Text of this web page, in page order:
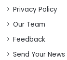
Privacy Policy
Our Team
Feedback
Send Your News